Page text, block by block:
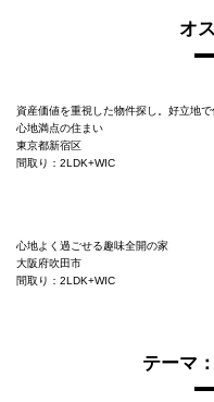
オ
資産価値を重視した物件探し。好立地で
心地満点の住まい
東京都新宿区
間取り：2LDK+WIC
心地よく過ごせる趣味全開の家
大阪府吹田市
間取り：2LDK+WIC
テーマ